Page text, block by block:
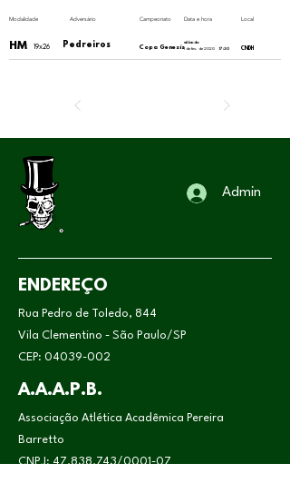
Modalidade Adversário Campeonato Data e hora Local
19x26
HM Pedreiros Copa Genesis
sábado
1 de fev. de 2020
17:30 CNDH
Admin
ENDEREÇO
Rua Pedro de Toledo, 844
Vila Clementino - São Paulo/SP
CEP: 04039-002
A.A.A.P.B.
Associação Atlética Acadêmica Pereira
Barretto
CNPJ:47.838.743/0001-07